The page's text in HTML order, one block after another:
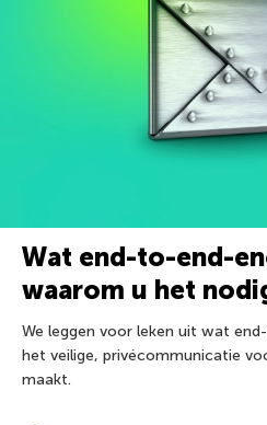
Wat end-to-end-
waarom u het
We leggen voor leken uit wat
het veilige, privécommunicatie
maakt.